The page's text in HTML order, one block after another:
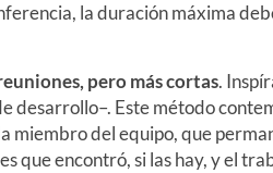
la duración máxima
pero más cortas.
desarrollo–. Este método
miembro del equipo, que
que encontró, si las hay, y el